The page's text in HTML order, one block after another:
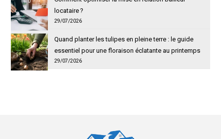
locataire ?
29/07/2026
Quand planter les tulipes en pleine terre : le guide
essentiel pour une floraison éclatante au printemps
29/07/2026